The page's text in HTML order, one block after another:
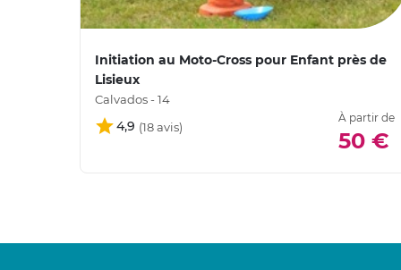
Initiation au Moto-Cross pour Enfant près de
Lisieux
Calvados - 14
4,9
À partir de
50 €